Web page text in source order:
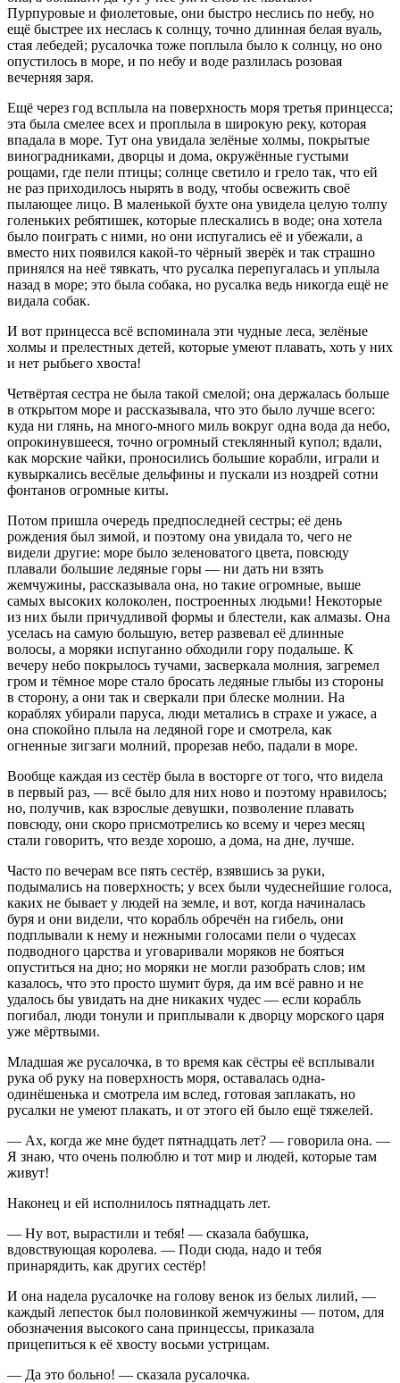
Пурпуровые и фиолетовые, они быстро неслись по небу, но
ещё быстрее их неслась к солнцу, точно длинная белая вуаль,
стая лебедей; русалочка тоже поплыла было к солнцу, но оно
опустилось в море, и по небу и воде разлилась розовая
вечерняя заря.
Ещё через год всплыла на поверхность моря третья принцесса;
эта была смелее всех и проплыла в широкую реку, которая
впадала в море. Тут она увидала зелёные холмы, покрытые
виноградниками, дворцы и дома, окружённые густыми
рощами, где пели птицы; солнце светило и грело так, что ей
не раз приходилось нырять в воду, чтобы освежить своё
пылающее лицо. В маленькой бухте она увидела целую толпу
голеньких ребятишек, которые плескались в воде; она хотела
было поиграть с ними, но они испугались её и убежали, а
вместо них появился какой-то чёрный зверёк и так страшно
принялся на неё тявкать, что русалка перепугалась и уплыла
назад в море; это была собака, но русалка ведь никогда ещё не
видала собак.
И вот принцесса всё вспоминала эти чудные леса, зелёные
холмы и прелестных детей, которые умеют плавать, хоть у них
и нет рыбьего хвоста!
Четвёртая сестра не была такой смелой; она держалась больше
в открытом море и рассказывала, что это было лучше всего:
куда ни глянь, на много-много миль вокруг одна вода да небо,
опрокинувшееся, точно огромный стеклянный купол; вдали,
как морские чайки, проносились большие корабли, играли и
кувыркались весёлые дельфины и пускали из ноздрей сотни
фонтанов огромные киты.
Потом пришла очередь предпоследней сестры; её день
рождения был зимой, и поэтому она увидала то, чего не
видели другие: море было зеленоватого цвета, повсюду
плавали большие ледяные горы — ни дать ни взять
жемчужины, рассказывала она, но такие огромные, выше
самых высоких колоколен, построенных людьми! Некоторые
из них были причудливой формы и блестели, как алмазы. Она
уселась на самую большую, ветер развевал её длинные
волосы, а моряки испуганно обходили гору подальше. К
вечеру небо покрылось тучами, засверкала молния, загремел
гром и тёмное море стало бросать ледяные глыбы из стороны
в сторону, а они так и сверкали при блеске молнии. На
кораблях убирали паруса, люди метались в страхе и ужасе, а
она спокойно плыла на ледяной горе и смотрела, как
огненные зигзаги молний, прорезав небо, падали в море.
Вообще каждая из сестёр была в восторге от того, что видела
в первый раз, — всё было для них ново и поэтому нравилось;
но, получив, как взрослые девушки, позволение плавать
повсюду, они скоро присмотрелись ко всему и через месяц
стали говорить, что везде хорошо, а дома, на дне, лучше.
Часто по вечерам все пять сестёр, взявшись за руки,
подымались на поверхность; у всех были чудеснейшие голоса,
каких не бывает у людей на земле, и вот, когда начиналась
буря и они видели, что корабль обречён на гибель, они
подплывали к нему и нежными голосами пели о чудесах
подводного царства и уговаривали моряков не бояться
опуститься на дно; но моряки не могли разобрать слов; им
казалось, что это просто шумит буря, да им всё равно и не
удалось бы увидать на дне никаких чудес — если корабль
погибал, люди тонули и приплывали к дворцу морского царя
уже мёртвыми.
Младшая же русалочка, в то время как сёстры её всплывали
рука об руку на поверхность моря, оставалась одна-
одинёшенька и смотрела им вслед, готовая заплакать, но
русалки не умеют плакать, и от этого ей было ещё тяжелей.
— Ах, когда же мне будет пятнадцать лет? — говорила она. —
Я знаю, что очень полюблю и тот мир и людей, которые там
живут!
Наконец и ей исполнилось пятнадцать лет.
— Ну вот, вырастили и тебя! — сказала бабушка,
вдовствующая королева. — Поди сюда, надо и тебя
принарядить, как других сестёр!
И она надела русалочке на голову венок из белых лилий, —
каждый лепесток был половинкой жемчужины — потом, для
обозначения высокого сана принцессы, приказала
прицепиться к её хвосту восьми устрицам.
— Да это больно! — сказала русалочка.